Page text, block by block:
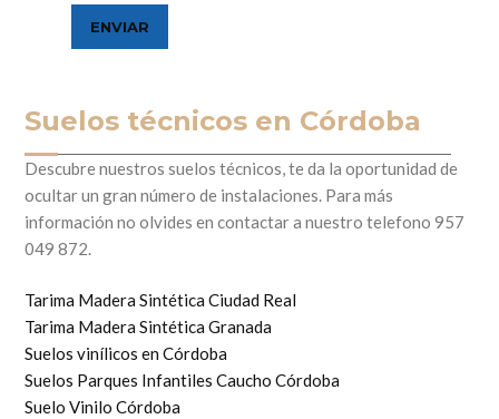
Suelos técnicos en Córdoba
Descubre nuestros suelos técnicos, te da la oportunidad de
ocultar un gran número de instalaciones. Para más
información no olvides en contactar a nuestro telefono 957
049 872.
Tarima Madera Sintética Ciudad Real
Tarima Madera Sintética Granada
Suelos vinílicos en Córdoba
Suelos Parques Infantiles Caucho Córdoba
Suelo Vinilo Córdoba